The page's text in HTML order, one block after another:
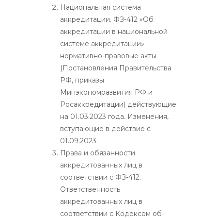
Национальная система
аккредитации. ФЗ-412 «Об
аккредитации в национальной
системе аккредитации»
нормативно-правовые акты
(Постановления Правительства
РФ, приказы
Минэкономразвития РФ и
Росаккредитации) действующие
на 01.03.2023 года. Изменения,
вступающие в действие с
01.09.2023.
Права и обязанности
аккредитованных лиц в
соответствии с ФЗ-412.
Ответственность
аккредитованных лиц в
соответствии с Кодексом об